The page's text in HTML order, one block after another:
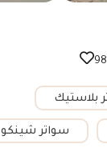
98
بلاستيك
سواتر شينكو